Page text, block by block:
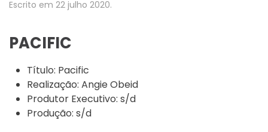
Escrito em 22 julho 2020.
PACIFIC
Título: Pacific
Realização: Angie Obeid
Produtor Executivo: s/d
Produção: s/d